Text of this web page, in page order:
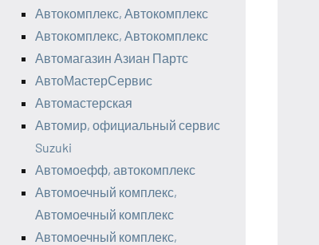
Автокомплекс, Автокомплекс
Автокомплекс, Автокомплекс
Автомагазин Азиан Партс
АвтоМастерСервис
Автомастерская
Автомир, официальный сервис
Suzuki
Автомоефф, автокомплекс
Автомоечный комплекс,
Автомоечный комплекс
Автомоечный комплекс,